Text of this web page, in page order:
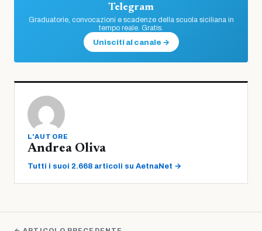
Telegram
Graduatorie, convocazioni e scadenze della scuola siciliana in
tempo reale. Gratis.
Unisciti al canale →
L'AUTORE
Andrea Oliva
Tutti i suoi 2.668 articoli su AetnaNet →